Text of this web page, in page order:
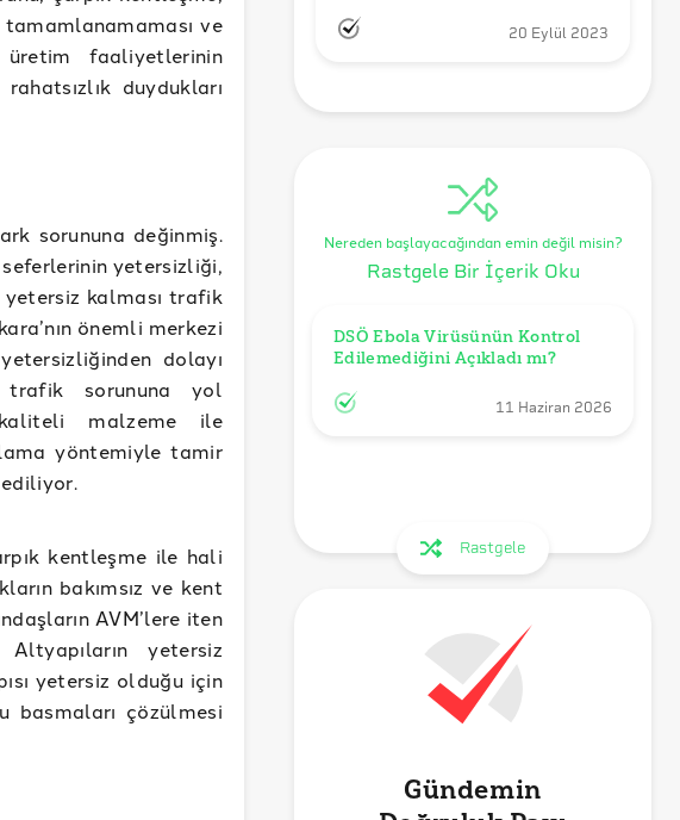
ve
faaliyetlerinin
duydukları
sorununa değinmiş.
yetersizliği,
yetersiz kalması trafik
önemli merkezi
dolayı
trafik sorununa yol
malzeme ile
yöntemiyle tamir
ediliyor.
kentleşme ile hali
bakımsız ve kent
AVM’lere iten
yetersiz
yetersiz olduğu için
basmaları çözülmesi
20 Eylül 2023
Nereden başlayacağından emin değil misin?
Rastgele Bir İçerik Oku
DSÖ Ebola Virüsünün Kontrol
Edilemediğini Açıkladı mı?
11 Haziran 2026
Rastgele
Gündemin